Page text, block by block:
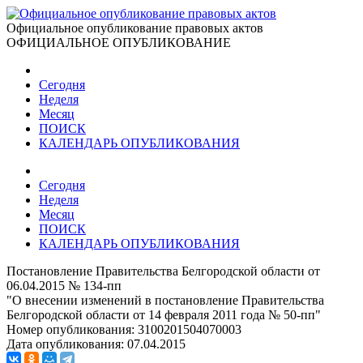
Официальное опубликование правовых актов
ОФИЦИАЛЬНОЕ ОПУБЛИКОВАНИЕ
Сегодня
Неделя
Месяц
ПОИСК
КАЛЕНДАРЬ ОПУБЛИКОВАНИЯ
Сегодня
Неделя
Месяц
ПОИСК
КАЛЕНДАРЬ ОПУБЛИКОВАНИЯ
Постановление Правительства Белгородской области от
06.04.2015 № 134-пп
"О внесении изменений в постановление Правительства
Белгородской области от 14 февраля 2011 года № 50-пп"
Номер опубликования: 3100201504070003
Дата опубликования: 07.04.2015